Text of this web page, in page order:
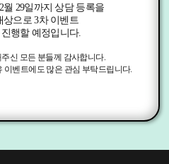
월 29일까지 상담 등록을
상으로 3차 이벤트
행할 예정입니다.
신 모든 분들께 감사합니다.
이벤트에도 많은 관심 부탁드립니다.